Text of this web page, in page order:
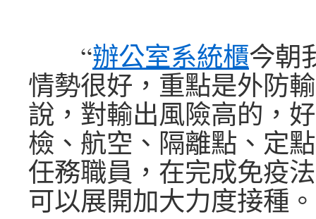
“辦公室系統櫃今朝
情勢很好，重點是外防
說，對輸出風險高的，
檢、航空、隔離點、定
任務職員，在完成免疫
可以展開加大力度接種。